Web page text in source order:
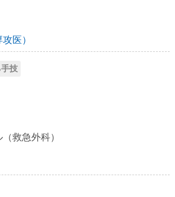
医）
技
救急外科）